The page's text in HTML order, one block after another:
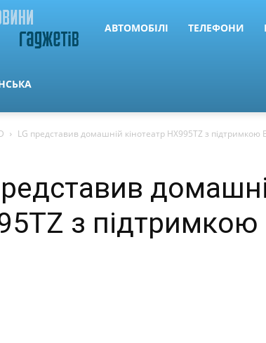
Новини
та
автомобілів
АВТОМОБІЛІ ТЕЛЕФОНИ
LG представив домашній кінотеатр HX995TZ з підтримкою
з підтримкою